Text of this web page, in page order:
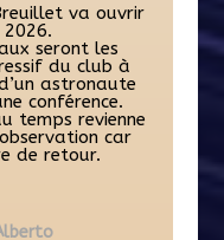
va ouvrir
seront les
du club à
astronaute
conférence.
temps revienne
car
de retour.